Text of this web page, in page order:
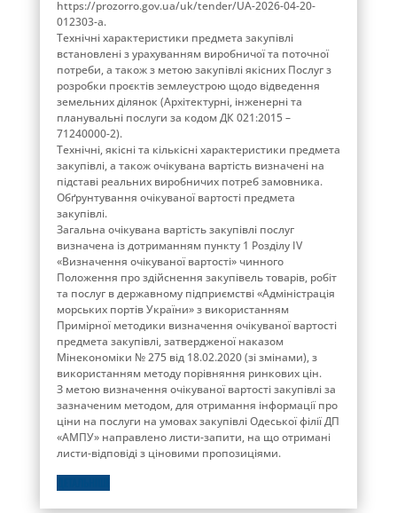
https://prozorro.gov.ua/uk/tender/UA-2026-04-20-
012303-a.
Технічні характеристики предмета закупівлі
встановлені з урахуванням виробничої та поточної
потреби, а також з метою закупівлі якісних Послуг з
розробки проєктів землеустрою щодо відведення
земельних ділянок (Архітектурні, інженерні та
планувальні послуги за кодом ДК 021:2015 –
71240000-2).
Технічні, якісні та кількісні характеристики предмета
закупівлі, а також очікувана вартість визначені на
підставі реальних виробничих потреб замовника.
Обґрунтування очікуваної вартості предмета
закупівлі.
Загальна очікувана вартість закупівлі послуг
визначена із дотриманням пункту 1 Розділу ІV
«Визначення очікуваної вартості» чинного
Положення про здійснення закупівель товарів, робіт
та послуг в державному підприємстві «Адміністрація
морських портів України» з використанням
Примірної методики визначення очікуваної вартості
предмета закупівлі, затвердженої наказом
Мінекономіки № 275 від 18.02.2020 (зі змінами), з
використанням методу порівняння ринкових цін.
З метою визначення очікуваної вартості закупівлі за
зазначеним методом, для отримання інформації про
ціни на послуги на умовах закупівлі Одеської філії ДП
«АМПУ» направлено листи-запити, на що отримані
листи-відповіді з ціновими пропозиціями.